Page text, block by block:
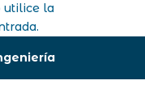
utilice la